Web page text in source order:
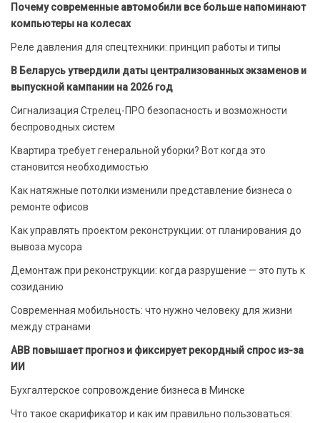
Почему современные автомобили все больше напоминают
компьютеры на колесах
Реле давления для спецтехники: принцип работы и типы
В Беларусь утвердили даты централизованных экзаменов и
выпускной кампании на 2026 год
Сигнализация Стрелец-ПРО безопасность и возможности
беспроводных систем
Квартира требует генеральной уборки? Вот когда это
становится необходимостью
Как натяжные потолки изменили представление бизнеса о
ремонте офисов
Как управлять проектом реконструкции: от планирования до
вывоза мусора
Демонтаж при реконструкции: когда разрушение — это путь к
созиданию
Современная мобильность: что нужно человеку для жизни
между странами
ABB повышает прогноз и фиксирует рекордный спрос из-за
ИИ
Бухгалтерское сопровождение бизнеса в Минске
Что такое скарификатор и как им правильно пользоваться: